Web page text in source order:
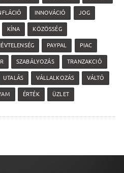
INNOVÁCIÓ JOG
KÍNA KÖZÖSSÉG
PAYPAL PIAC
SZABÁLYOZÁS TRANZAKCIÓ
UTALÁS VÁLLALKOZÁS VÁLTÓ
ÉRTÉK ÜZLET